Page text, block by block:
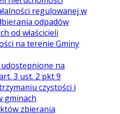
regulowanej w
odpadów
od właścicieli
na terenie Gminy
na
3 ust. 2 pkt 9
czystości i
gminach
zbierania